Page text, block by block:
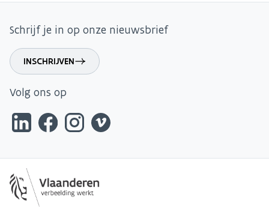
Schrijf je in op onze nieuwsbrief
INSCHRIJVEN
Volg ons op